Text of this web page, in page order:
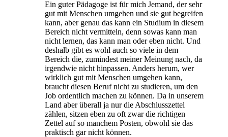
Ein guter Pädagoge ist für mich Jemand, der sehr
gut mit Menschen umgehen und sie gut begreifen
kann, aber genau das kann ein Studium in diesem
Bereich nicht vermitteln, denn sowas kann man
nicht lernen, das kann man oder eben nicht. Und
deshalb gibt es wohl auch so viele in dem
Bereich die, zumindest meiner Meinung nach, da
irgendwie nicht hinpassen. Anders herum, wer
wirklich gut mit Menschen umgehen kann,
braucht diesen Beruf nicht zu studieren, um den
Job ordentlich machen zu können. Da in unserem
Land aber überall ja nur die Abschlusszettel
zählen, sitzen eben zu oft zwar die richtigen
Zettel auf so manchem Posten, obwohl sie das
praktisch gar nicht können.